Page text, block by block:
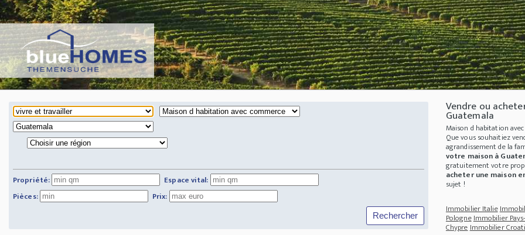
Propriété:
Espace vital:
Pièces:
Prix:
Vendre ou
Guatemala
Maison d habitation
Que vous souhaitiez
agrandissement de la
votre maison à
gratuitement votre
acheter une maison
sujet !
Immobilier Italie
PologneImmobilier
ChypreImmobilier